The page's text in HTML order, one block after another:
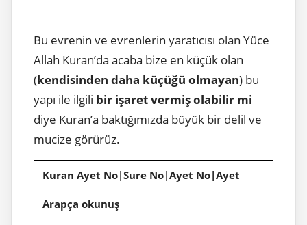
Bu evrenin ve evrenlerin yaratıcısı olan Yüce
Allah Kuran’da acaba bize en küçük olan
(kendisinden daha küçüğü olmayan) bu
yapı ile ilgili bir işaret vermiş olabilir mi
diye Kuran’a baktığımızda büyük bir delil ve
mucize görürüz.
Kuran Ayet No|Sure No|Ayet No|Ayet
Arapça okunuş